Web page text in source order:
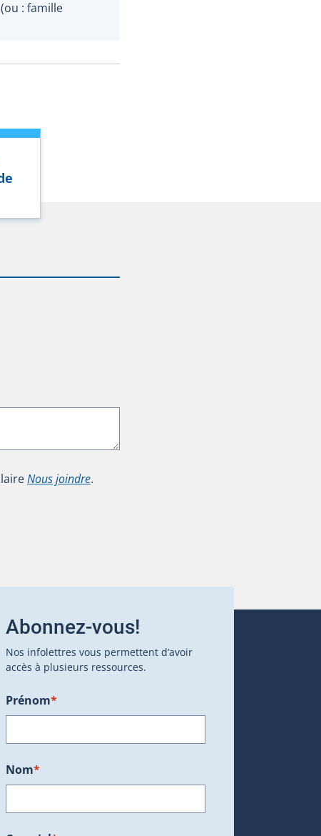
: famille
Nous joindre.
une nouvelle fenêtre.)
Abonnez-vous!
Nos infolettres vous permettent d’avoir
accès à plusieurs ressources.
Prénom*
Nom*